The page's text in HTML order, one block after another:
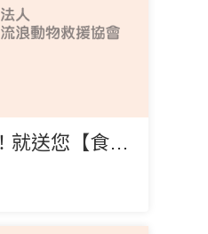
認養毛孩！就送您【食用級#304不鏽鋼掛勾】感謝花園夜市，認養會隔壁攤商老闆娘， 因希望毛孩早點找到主人，願意贊助毛孩嫁妝，